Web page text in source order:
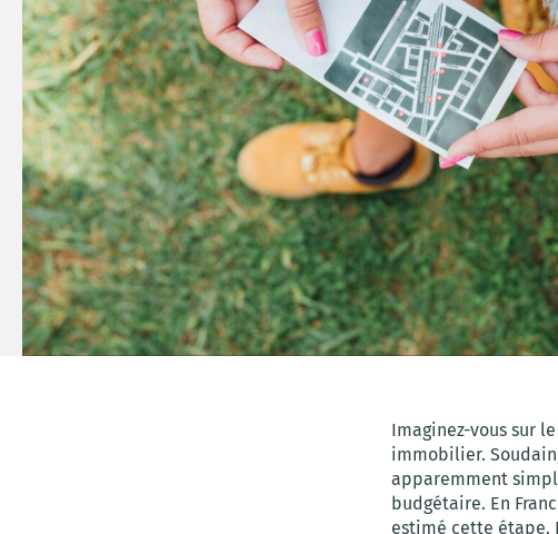
Imaginez-vous sur
immobilier.
apparemment
budgétaire. En
estimé cette étape.